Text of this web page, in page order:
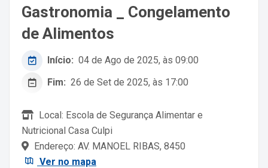
Gastronomia _ Congelamento
de Alimentos
Início: 04 de Ago de 2025, às 09:00
Fim: 26 de Set de 2025, às 17:00
Local: Escola de Segurança Alimentar e
Nutricional Casa Culpi
Endereço: AV. MANOEL RIBAS, 8450
Ver no mapa